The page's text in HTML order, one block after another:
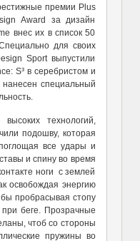
премии Plus
Award за дизайн
внес их в список 50
для своих
Sport выпустили
S³ в серебристом и
нанесен специальный
технологий,
подошву, которая
все удары и
и спину во время
ноги с землей
освобождая энергию
бы пробрасывая стопу
беге. Прозрачные
чтоб со стороны
пружины во